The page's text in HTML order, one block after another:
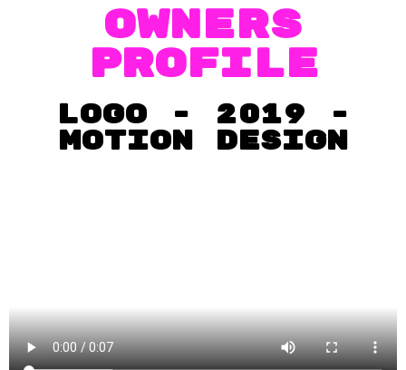
OWNERS
PROFILE
logo - 2019 -
MOTION DEsIgn